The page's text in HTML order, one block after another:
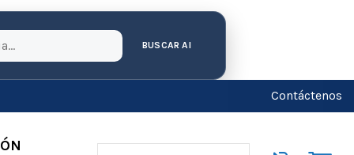
BUSCAR AI
Contáctenos